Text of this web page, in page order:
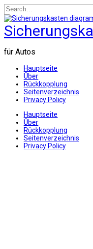
Skip
to
content
Search
for:
für Autos
Hauptseite
Über
Rückkopplung
Seitenverzeichnis
Privacy Policy
Hauptseite
Über
Rückkopplung
Seitenverzeichnis
Privacy Policy